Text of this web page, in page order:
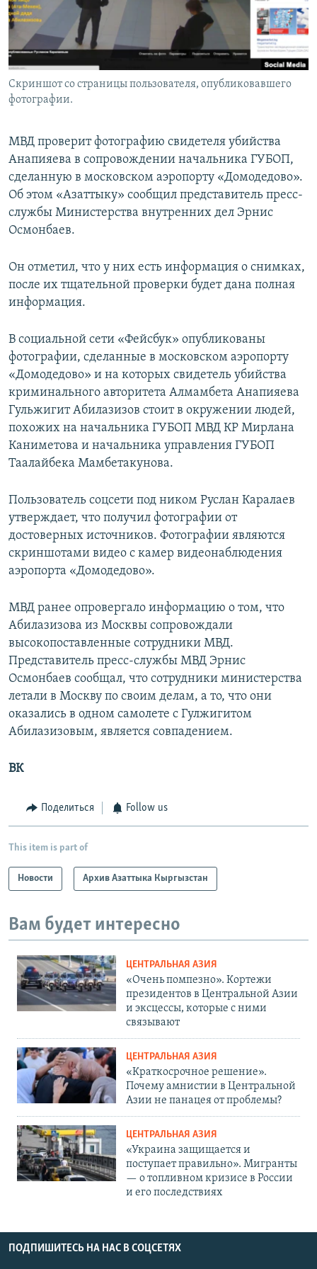
Скриншот со страницы пользователя, опубликовавшего
фотографии.
МВД проверит фотографию свидетеля убийства
Анапияева в сопровождении начальника ГУБОП,
сделанную в московском аэропорту «Домодедово».
Об этом «Азаттыку» сообщил представитель пресс-
службы Министерства внутренних дел Эрнис
Осмонбаев.
Он отметил, что у них есть информация о снимках,
после их тщательной проверки будет дана полная
информация.
В социальной сети «Фейсбук» опубликованы
фотографии, сделанные в московском аэропорту
«Домодедово» и на которых свидетель убийства
криминального авторитета Алмамбета Анапияева
Гульжигит Абилазизов стоит в окружении людей,
похожих на начальника ГУБОП МВД КР Мирлана
Каниметова и начальника управления ГУБОП
Таалайбека Мамбетакунова.
Пользователь соцсети под ником Руслан Каралаев
утверждает, что получил фотографии от
достоверных источников. Фотографии являются
скриншотами видео с камер видеонаблюдения
аэропорта «Домодедово».
МВД ранее опровергало информацию о том, что
Абилазизова из Москвы сопровождали
высокопоставленные сотрудники МВД.
Представитель пресс-службы МВД Эрнис
Осмонбаев сообщал, что сотрудники министерства
летали в Москву по своим делам, а то, что они
оказались в одном самолете с Гулжигитом
Абилазизовым, является совпадением.
ВК
Поделиться Follow us
This item is part of
Новости Архив Азаттыка Кыргызстан
Вам будет интересно
ЦЕНТРАЛЬНАЯ АЗИЯ
«Очень помпезно». Кортежи
президентов в Центральной Азии
и эксцессы, которые с ними
связывают
ЦЕНТРАЛЬНАЯ АЗИЯ
«Краткосрочное решение».
Почему амнистии в Центральной
Азии не панацея от проблемы?
ЦЕНТРАЛЬНАЯ АЗИЯ
«Украина защищается и
поступает правильно». Мигранты
— о топливном кризисе в России
и его последствиях
ПОДПИШИТЕСЬ НА НАС В СОЦСЕТЯХ